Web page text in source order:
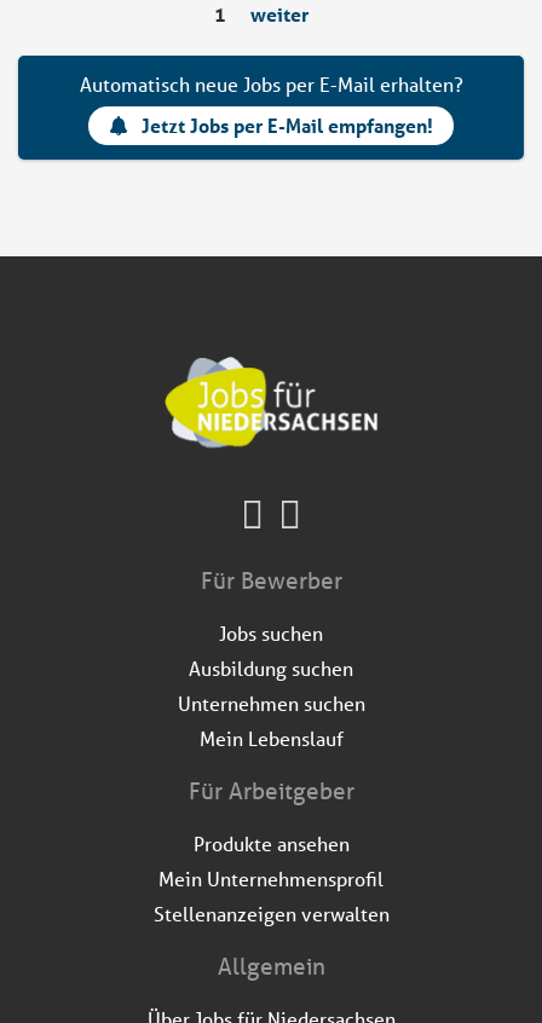
1 weiter
Automatisch neue Jobs per E-Mail erhalten?
Jetzt Jobs per E-Mail empfangen!
Für Bewerber
Jobs suchen
Ausbildung suchen
Unternehmen suchen
Mein Lebenslauf
Für Arbeitgeber
Produkte ansehen
Mein Unternehmensprofil
Stellenanzeigen verwalten
Allgemein